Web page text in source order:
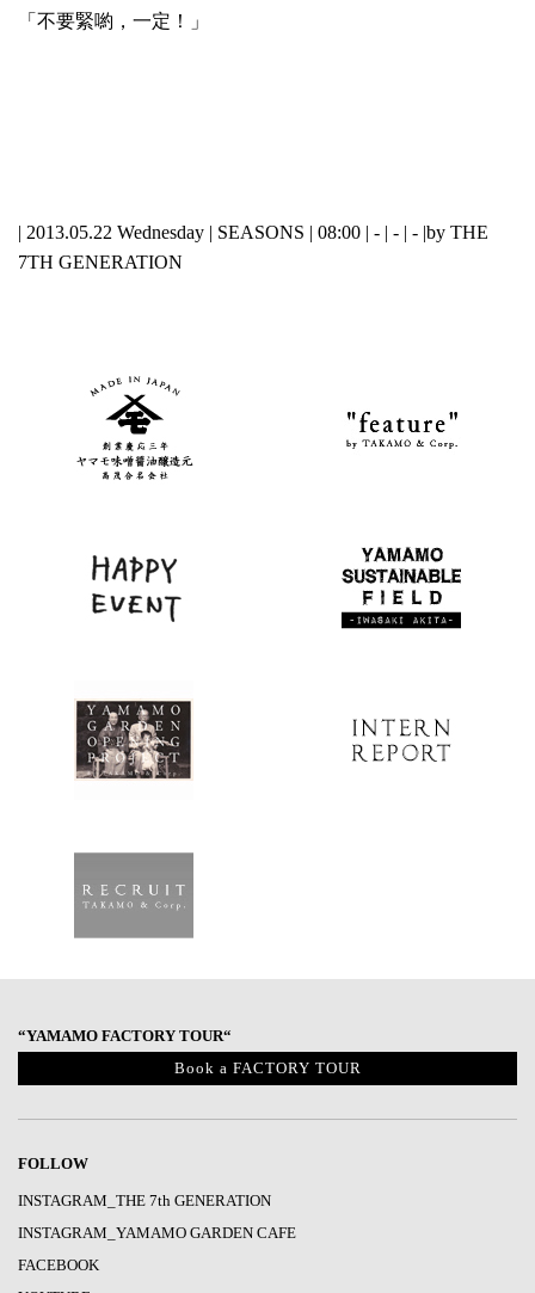
「不要緊喲，一定！」
| 2013.05.22 Wednesday | SEASONS | 08:00 | - | - | - | by THE
7TH GENERATION
“YAMAMO FACTORY TOUR“
Book a FACTORY TOUR
FOLLOW
INSTAGRAM_THE 7th GENERATION
INSTAGRAM_YAMAMO GARDEN CAFE
FACEBOOK